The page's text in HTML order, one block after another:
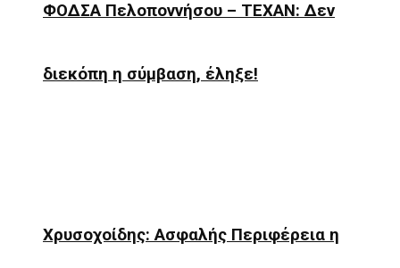
ΦΟΔΣΑ Πελοποννήσου – ΤΕΧΑΝ: Δεν
διεκόπη η σύμβαση, έληξε!
Χρυσοχοίδης: Ασφαλής Περιφέρεια η